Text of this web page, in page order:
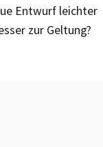
Entwurf leichter
zur Geltung?